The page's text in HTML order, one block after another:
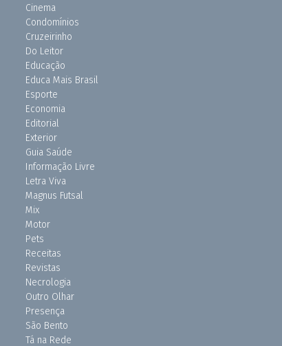
Cinema
Condomínios
Cruzeirinho
Do Leitor
Educação
Educa Mais Brasil
Esporte
Economia
Editorial
Exterior
Guia Saúde
Informação Livre
Letra Viva
Magnus Futsal
Mix
Motor
Pets
Receitas
Revistas
Necrologia
Outro Olhar
Presença
São Bento
Tá na Rede